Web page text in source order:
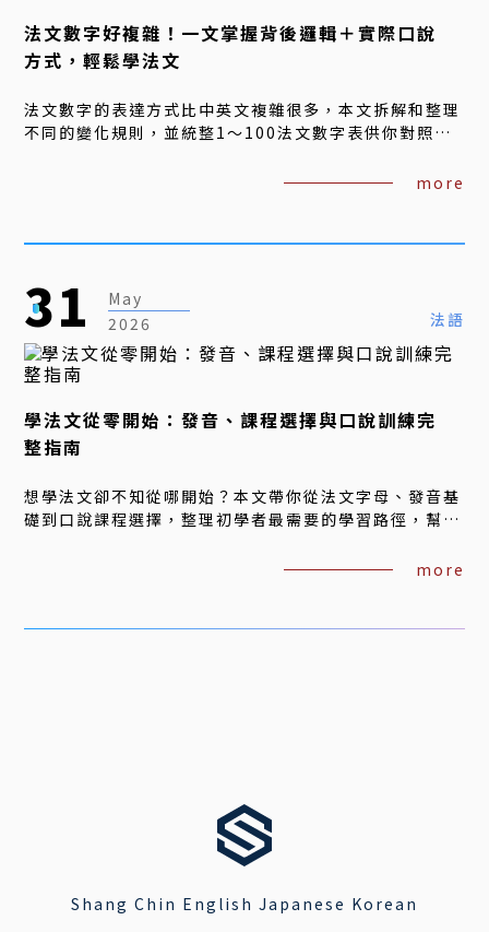
法文數字好複雜！一文掌握背後邏輯＋實際口說
方式，輕鬆學法文
法文數字的表達方式比中英文複雜很多，本文拆解和整理
不同的變化規則，並統整1～100法文數字表供你對照，
說法。學法文推薦尚進外語，陪你克服學外語的難關！
more
法語
31
May
2026
學法文從零開始：發音、課程選擇與口說訓練完
整指南
想學法文卻不知從哪開始？本文帶你從法文字母、發音基
礎到口說課程選擇，整理初學者最需要的學習路徑，幫助
more
Shang Chin English Japanese Korean